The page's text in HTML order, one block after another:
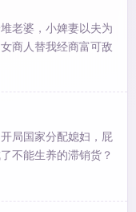
世家门阀想他死。就
完全慌。以纨绔人
老婆，小婢妻以夫为
商人替我经商富可敌
爆装备、改制度、
局国家分配媳妇，屁
不能生养的滞销货？
。被嘲讽家里穷养不